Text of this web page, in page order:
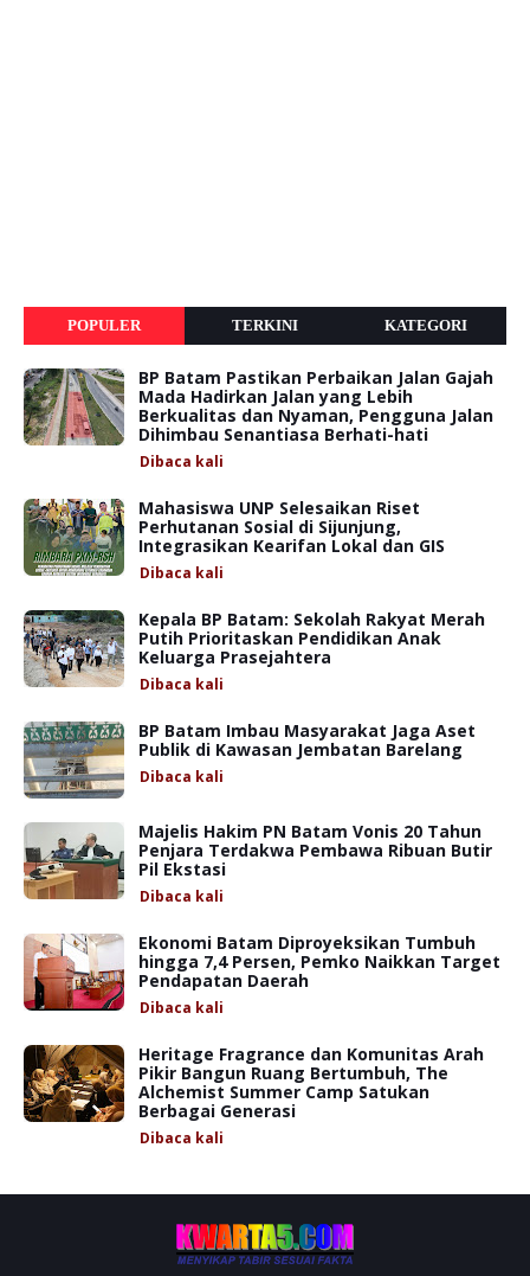
POPULER TERKINI KATEGORI
BP Batam Pastikan Perbaikan Jalan Gajah
Mada Hadirkan Jalan yang Lebih
Berkualitas dan Nyaman, Pengguna Jalan
Dihimbau Senantiasa Berhati-hati
Dibaca kali
Mahasiswa UNP Selesaikan Riset
Perhutanan Sosial di Sijunjung,
Integrasikan Kearifan Lokal dan GIS
Dibaca kali
Kepala BP Batam: Sekolah Rakyat Merah
Putih Prioritaskan Pendidikan Anak
Keluarga Prasejahtera
Dibaca kali
BP Batam Imbau Masyarakat Jaga Aset
Publik di Kawasan Jembatan Barelang
Dibaca kali
Majelis Hakim PN Batam Vonis 20 Tahun
Penjara Terdakwa Pembawa Ribuan Butir
Pil Ekstasi
Dibaca kali
Ekonomi Batam Diproyeksikan Tumbuh
hingga 7,4 Persen, Pemko Naikkan Target
Pendapatan Daerah
Dibaca kali
Heritage Fragrance dan Komunitas Arah
Pikir Bangun Ruang Bertumbuh, The
Alchemist Summer Camp Satukan
Berbagai Generasi
Dibaca kali